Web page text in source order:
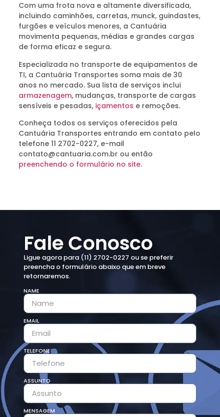
Com uma frota nova e altamente diversificada,
incluindo caminhões, carretas, munck, guindastes,
furgões e veículos menores, a Cantuária
movimenta pequenas, médias e grandes cargas
de forma eficaz e segura.
Especializada no transporte de equipamentos de
TI, a Cantuária Transportes soma mais de 30
anos no mercado. Sua lista de serviços inclui
armazenagem, mudanças, transporte de cargas
sensíveis e pesadas, içamentos e remoções.
Conheça todos os serviços oferecidos pela
Cantuária Transportes entrando em contato pelo
telefone 11 2702-0227, e-mail
contato@cantuaria.com.br ou então
preenchendo o formulário no site.
Fale Conosco
Ligue agora para (11) 2702-0227 ou se preferir
preencha o formulário abaixo que em breve
retornaremos.
NAME
EMAIL
TELEFONE
ASSUNTO
MENSAGEM